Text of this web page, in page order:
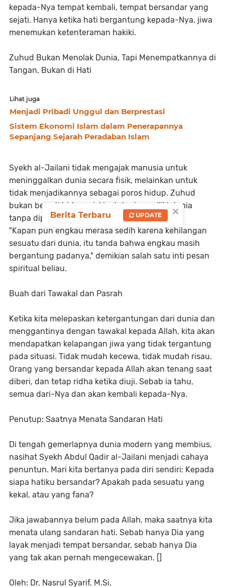
kepada-Nya tempat kembali, tempat bersandar yang
sejati. Hanya ketika hati bergantung kepada-Nya, jiwa
menemukan ketenteraman hakiki.
Zuhud Bukan Menolak Dunia, Tapi Menempatkannya di
Tangan, Bukan di Hati
Lihat juga
Menjadi Pribadi Unggul dan Berprestasi
Sistem Ekonomi Islam dalam Penerapannya
Sepanjang Sejarah Peradaban Islam
Syekh al-Jailani tidak mengajak manusia untuk
meninggalkan dunia secara fisik, melainkan untuk
tidak menjadikannya sebagai poros hidup. Zuhud
bukan berarti hidup miskin, tetapi memiliki dunia
tanpa diperbudak oleh cinta padanya.
"Kapan pun engkau merasa sedih karena kehilangan
sesuatu dari dunia, itu tanda bahwa engkau masih
bergantung padanya," demikian salah satu inti pesan
spiritual beliau.
Buah dari Tawakal dan Pasrah
Ketika kita melepaskan ketergantungan dari dunia dan
menggantinya dengan tawakal kepada Allah, kita akan
mendapatkan kelapangan jiwa yang tidak tergantung
pada situasi. Tidak mudah kecewa, tidak mudah risau.
Orang yang bersandar kepada Allah akan tenang saat
diberi, dan tetap ridha ketika diuji. Sebab ia tahu,
semua dari-Nya dan akan kembali kepada-Nya.
Penutup: Saatnya Menata Sandaran Hati
Di tengah gemerlapnya dunia modern yang membius,
nasihat Syekh Abdul Qadir al-Jailani menjadi cahaya
penuntun. Mari kita bertanya pada diri sendiri: Kepada
siapa hatiku bersandar? Apakah pada sesuatu yang
kekal, atau yang fana?
Jika jawabannya belum pada Allah, maka saatnya kita
menata ulang sandaran hati. Sebab hanya Dia yang
layak menjadi tempat bersandar, sebab hanya Dia
yang tak akan pernah mengecewakan. []
Oleh: Dr. Nasrul Syarif, M.Si.
×
Berita Terbaru UPDATE